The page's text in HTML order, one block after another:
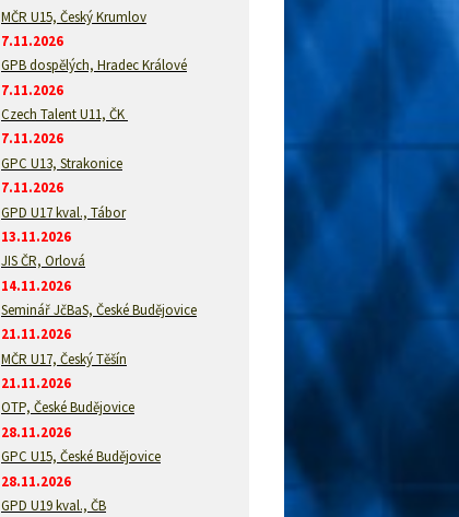
MČR U15, Český Krumlov
7.11.2026
GPB dospělých, Hradec Králové
7.11.2026
Czech Talent U11, ČK
7.11.2026
GPC U13, Strakonice
7.11.2026
GPD U17 kval., Tábor
13.11.2026
JIS ČR, Orlová
14.11.2026
Seminář JčBaS, České Budějovice
21.11.2026
MČR U17, Český Těšín
21.11.2026
OTP, České Budějovice
28.11.2026
GPC U15, České Budějovice
28.11.2026
GPD U19 kval., ČB